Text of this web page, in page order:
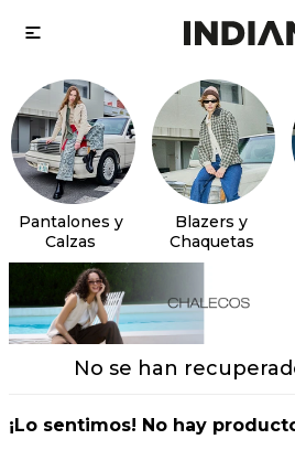

Pantalones y
Calzas
Blazers y
Chaquetas
No se han
¡Lo sentimos! No hay